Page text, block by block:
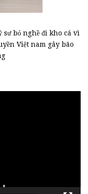
sư bỏ nghề đi kho cá vì
Việt nam gây bão